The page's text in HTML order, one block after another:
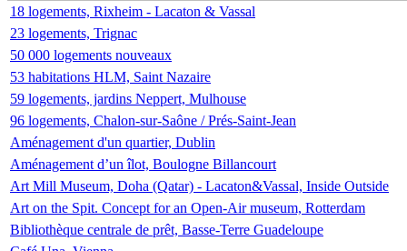
18 logements, Rixheim - Lacaton & Vassal
23 logements, Trignac
50 000 logements nouveaux
53 habitations HLM, Saint Nazaire
59 logements, jardins Neppert, Mulhouse
96 logements, Chalon-sur-Saône / Prés-Saint-Jean
Aménagement d'un quartier, Dublin
Aménagement d’un îlot, Boulogne Billancourt
Art Mill Museum, Doha (Qatar) - Lacaton&Vassal, Inside Outside
Art on the Spit. Concept for an Open-Air museum, Rotterdam
Bibliothèque centrale de prêt, Basse-Terre Guadeloupe